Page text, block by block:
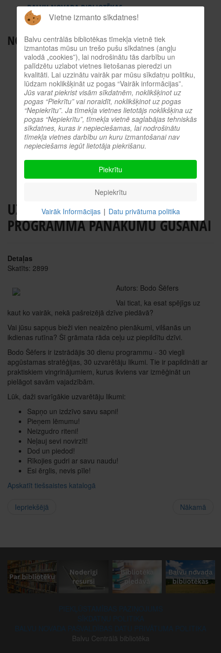
BALVU NOVADA BIBLIOTĒKAS
ES INFORMĀCIJAS PUNKTS
NODERĪGI RESURSI
TIEŠSAISTES KATALOGS
KULTŪRVĒSTURES DATUBĀZE
MĒS ESAM POPULĀRI!
ATTĒLI NO PASĀKUMIEM
LNB DIGITĀLĀ BIBLIOTĒKA
KULTŪRA TĪMEKLĪ
VĒRTS IZLASĪT!
UZVARĒTĀJU LIKUMI. 30 DIENU
PROGRAMMA PANĀKUMU GŪŠANAI
Detaļas
Skatīts: 2899
Autors: Bodo Šēfers
Vai ticat, ka esat spējīgs uz
kaut ko vairāk, nekā pašreizējā dzīve piedāvā?
Vai jūsu sapņus bieži vien neaizēno pienākumi, vilšanās un
ikdienas rutīna? Šī grāmata rāda ceļu uz piepildītu dzīvi.
Bodo Šēfers ir izstrādājis 30 dienu programmu - 30 viegli
apgūstamas stratēģijas, 30 uzvarētāju likumi. Tie ir papildināti ar
praktiskiem vingrinājumiem, kurus ikviens var izmēģināt un
pielāgot savām vajadzībām.
Lūk, daži svarīgākie uzvarētāju likumi:
Sapņo un izdzīvo savu sapni!
Pieņem lēmumu!
Neizgudro riteni!
Neļauj sevi novirzīt!
Dod un piedod!
Rīkojies gudri ar savu naudu!
Esi ērglis, nevis pīle!
Apskatīt tiešsaistes katalogā
Iepriekšējā Nākamā
Balvu Centrālā bibliotēka
Vietne izmanto sīkdatnes!
Balvu centrālās bibliotēkas tīmekļa vietnē tiek
izmantotas mūsu un trešo pušu sīkdatnes (angļu
valodā „cookies”), lai nodrošinātu tās darbību un
palīdzētu uzlabot vietnes lietošanas pieredzi un
kvalitāti. Lai uzzinātu vairāk par mūsu sīkdatņu politiku,
lūdzam noklikšķināt uz pogas “Vairāk informācijas”.
Jūs varat piekrist visām sīkdatnēm, noklikšķinot uz
pogas “Piekrītu” vai noraidīt, noklikšķinot uz pogas
“Nepiekrītu”. Ja tīmekļa vietnes lietotājs noklikšķina uz
pogas “Nepiekrītu”, tīmekļa vietnē saglabājas tehniskās
sīkdatnes, kuras ir nepieciešamas, lai nodrošinātu
tīmekļa vietnes darbību un kuru izmantošanai nav
nepieciešams iegūt lietotāja piekrišanu.
Piekrītu
Nepiekrītu
Vairāk Informācijas | Datu privātuma politika